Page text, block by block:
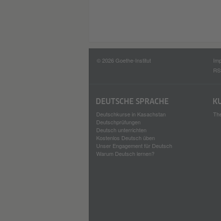
© 2026 Goethe-Institut
DEUTSCHE SPRACHE
Deutschkurse in Kasachstan
Deutschprüfungen
Deutsch unterrichten
Kostenlos Deutsch üben
Unser Engagement für Deutsch
Warum Deutsch lernen?